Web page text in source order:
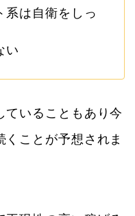
系は自衛をしっ
い
ていることもあり今
ことが予想されま